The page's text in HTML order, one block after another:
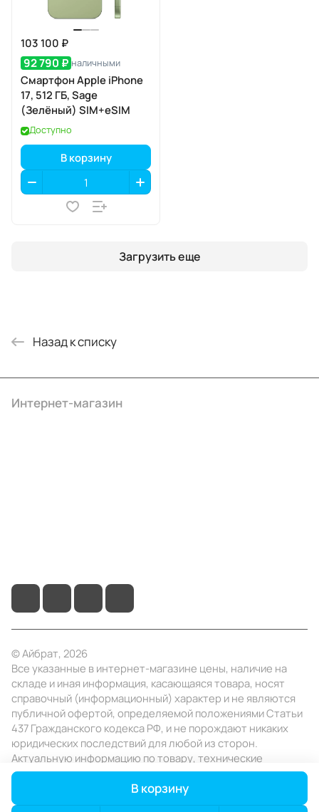
В корзину
103 100 ₽
92 790 ₽ наличными
Смартфон Apple iPhone
17, 512 ГБ, Sage
(Зелёный) SIM+eSIM
Доступно
В корзину
Загрузить еще
Назад к списку
Интернет-магазин
© Айбрат, 2026
Все указанные в интернет-магазине цены, наличие на
складе и иная информация, касающаяся товара, носят
справочный (информационный) характер и не являются
публичной офертой, определяемой положениями Статьи
437 Гражданского кодекса РФ, и не порождают никаких
юридических последствий для любой из сторон.
Актуальную информацию по товару, технические
характеристики уточняйте в отделе продаж в день